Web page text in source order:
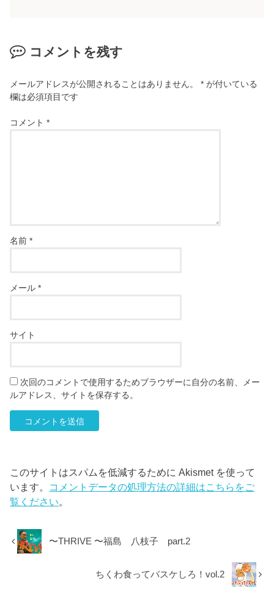
コメントを残す
メールアドレスが公開されることはありません。 * が付いている
欄は必須項目です
コメント*
名前*
メール*
サイト
次回のコメントで使用するためブラウザーに自分の名前、メー
ルアドレス、サイトを保存する。
このサイトはスパムを低減するために Akismet を使って
います。 コメントデータの処理方法の詳細はこちらをご
覧ください。
〜THRIVE 〜福島 八枝子 part.2
ちくわ食ってバスケしろ！vol.2